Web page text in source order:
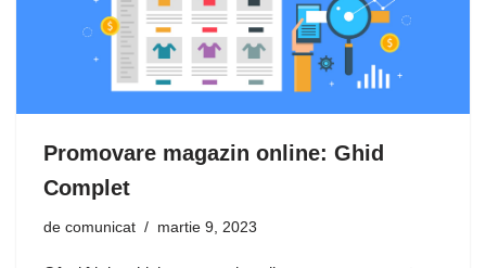
Promovare magazin online: Ghid
Complet
de comunicat martie 9, 2023